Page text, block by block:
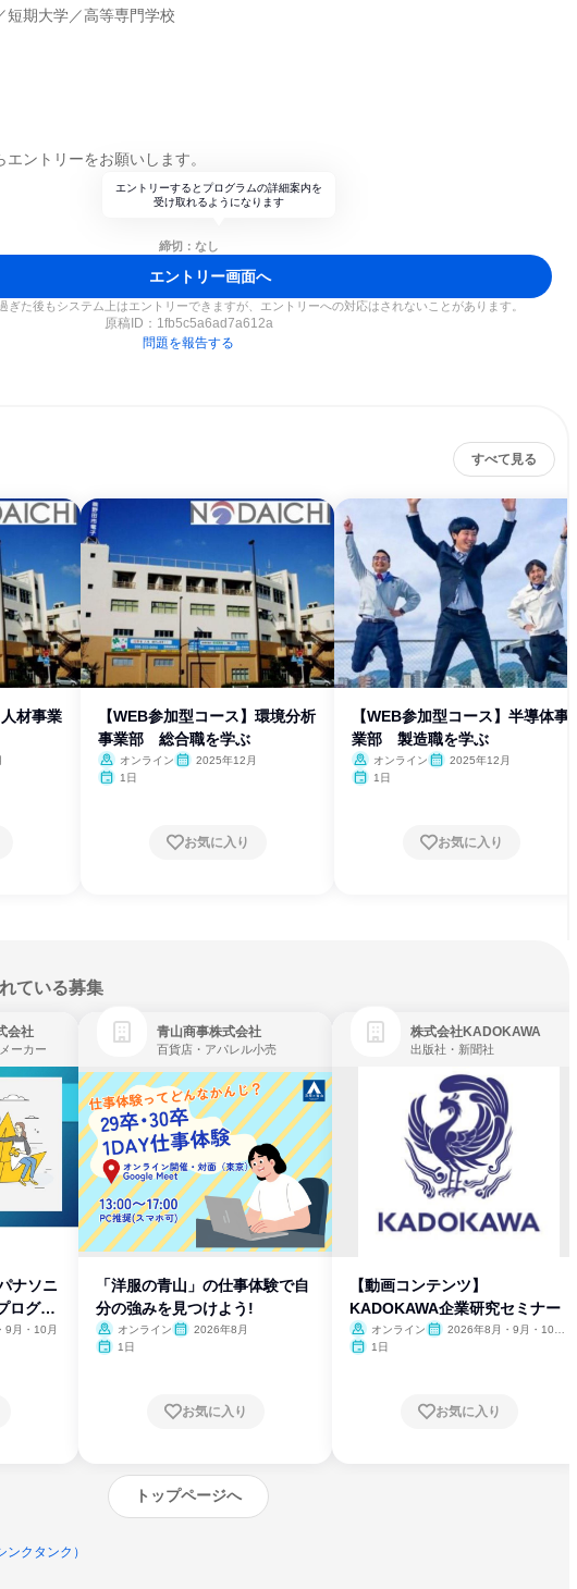
短期大学／高等専門学校
ントリーをお願いします。
エントリーするとプログラムの詳細案内を
受け取れるようになります
締切：なし
エントリー画面へ
ぎた後もシステム上はエントリーできますが、エントリーへの対応はされないことがあります。
原稿ID： 1fb5c5a6ad7a612a
問題を報告する
すべて見る
材事業
【WEB参加型コース】環境分析
事業部 総合職を学ぶ
オンライン
2025年12月
1日
お気に入り
【WEB参加型コース】半導体事
業部 製造職を学ぶ
オンライン
2025年12月
1日
お気に入り
ている募集
会社
ーカー
ナソニ
ログラ
9月・10月
青山商事株式会社
百貨店・アパレル小売
「洋服の青山」の仕事体験で自
分の強みを見つけよう!
オンライン
2026年8月
1日
お気に入り
株式会社KADOKAWA
出版社・新聞社
【動画コンテンツ】
KADOKAWA企業研究セミナー
オンライン
2026年8月・9月・10
1日
お気に入り
トップページへ
クタンク）